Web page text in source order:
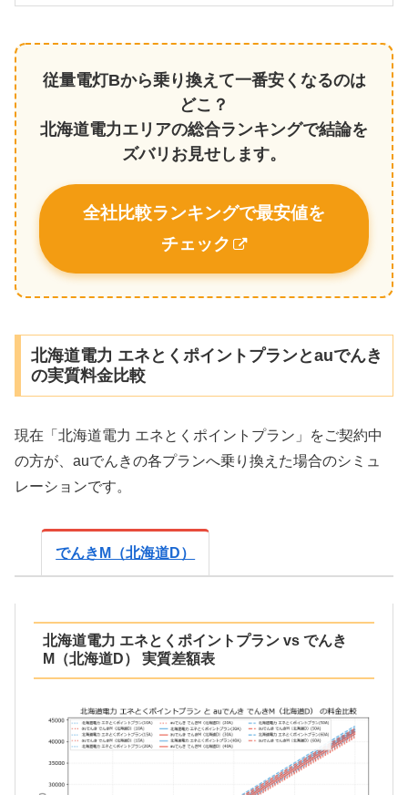
従量電灯Bから乗り換えて一番安くなるのは
どこ？
北海道電力エリアの総合ランキングで結論を
ズバリお見せします。
全社比較ランキングで最安値を
チェック
北海道電力 エネとくポイントプランとauでんき
の実質料金比較
現在「北海道電力 エネとくポイントプラン」をご契約中
の方が、auでんきの各プランへ乗り換えた場合のシミュ
レーションです。
でんきM（北海道D）
北海道電力 エネとくポイントプラン vs でんき
M（北海道D） 実質差額表